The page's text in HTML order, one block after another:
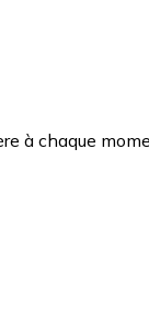
à chaque